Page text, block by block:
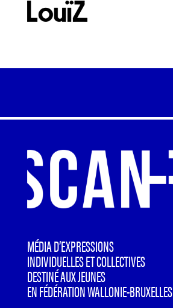
MÉDIA D’EXPRESSIONS
INDIVIDUELLES ET COLLECTIVES
DESTINÉ AUX JEUNES
EN FÉDÉRATION WALLONIE-BRUXELLES